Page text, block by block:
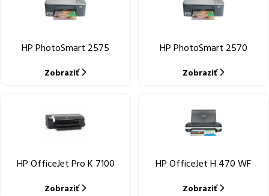
HP PhotoSmart 2575
Zobraziť
HP PhotoSmart 2570
Zobraziť
HP OfficeJet Pro K 7100
Zobraziť
HP OfficeJet H 470 WF
Zobraziť